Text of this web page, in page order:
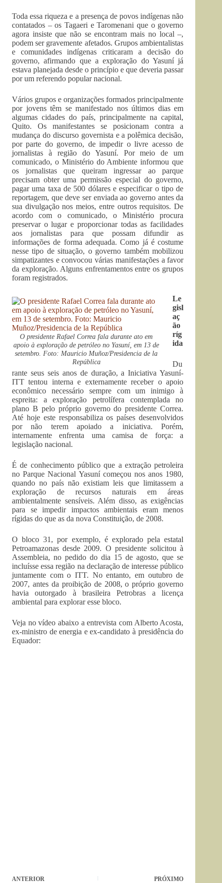
Toda essa riqueza e a presença de povos indígenas não
contatados – os Tagaeri e Taromenani que o governo
agora insiste que não se encontram mais no local –,
podem ser gravemente afetados. Grupos ambientalistas
e comunidades indígenas criticaram a decisão do
governo, afirmando que a exploração do Yasuní já
estava planejada desde o princípio e que deveria passar
por um referendo popular nacional.
Vários grupos e organizações formados principalmente
por jovens têm se manifestado nos últimos dias em
algumas cidades do país, principalmente na capital,
Quito. Os manifestantes se posicionam contra a
mudança do discurso governista e a polêmica decisão,
por parte do governo, de impedir o livre acesso de
jornalistas à região do Yasuní. Por meio de um
comunicado, o Ministério do Ambiente informou que
os jornalistas que queiram ingressar ao parque
precisam obter uma permissão especial do governo,
pagar uma taxa de 500 dólares e especificar o tipo de
reportagem, que deve ser enviada ao governo antes da
sua divulgação nos meios, entre outros requisitos. De
acordo com o comunicado, o Ministério procura
preservar o lugar e proporcionar todas as facilidades
aos jornalistas para que possam difundir as
informações de forma adequada. Como já é costume
nesse tipo de situação, o governo também mobilizou
simpatizantes e convocou várias manifestações a favor
da exploração. Alguns enfrentamentos entre os grupos
foram registrados.
O presidente Rafael Correa fala durante ato em
apoio à exploração de petróleo no Yasuní, em 13 de
setembro. Foto: Mauricio Muñoz/Presidencia de la
República
Le
gisl
aç
ão
ríg
ida
Du
rante seus seis anos de duração, a Iniciativa Yasuní-
ITT tentou interna e externamente receber o apoio
econômico necessário sempre com um inimigo à
espreita: a exploração petrolífera contemplada no
plano B pelo próprio governo do presidente Correa.
Até hoje este responsabiliza os países desenvolvidos
por não terem apoiado a iniciativa. Porém,
internamente enfrenta uma camisa de força: a
legislação nacional.
É de conhecimento público que a extração petroleira
no Parque Nacional Yasuní começou nos anos 1980,
quando no país não existiam leis que limitassem a
exploração de recursos naturais em áreas
ambientalmente sensíveis. Além disso, as exigências
para se impedir impactos ambientais eram menos
rígidas do que as da nova Constituição, de 2008.
O bloco 31, por exemplo, é explorado pela estatal
Petroamazonas desde 2009. O presidente solicitou à
Assembleia, no pedido do dia 15 de agosto, que se
incluísse essa região na declaração de interesse público
juntamente com o ITT. No entanto, em outubro de
2007, antes da proibição de 2008, o próprio governo
havia outorgado à brasileira Petrobras a licença
ambiental para explorar esse bloco.
Veja no vídeo abaixo a entrevista com Alberto Acosta,
ex-ministro de energia e ex-candidato à presidência do
Equador:
ANTERIOR PRÓXIMO